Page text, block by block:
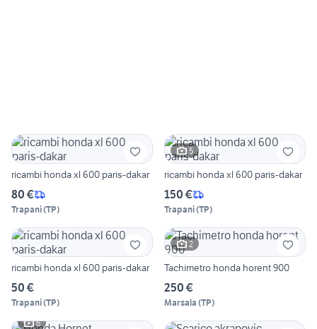
ricambi honda xl 600 paris-dakar
80 €
Trapani(TP)
5
ricambi honda xl 600 paris-dakar
150 €
Trapani(TP)
ricambi honda xl 600 paris-dakar
50 €
Trapani(TP)
2
Tachimetro honda horent 900
250 €
Marsala (TP)
6